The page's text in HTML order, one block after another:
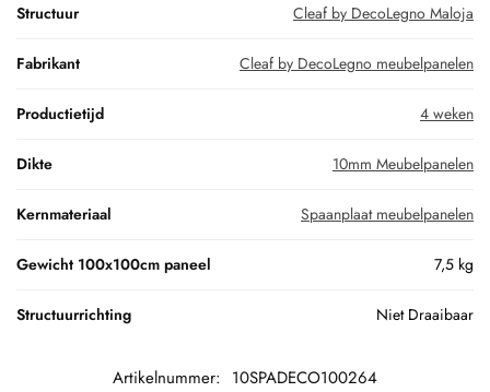
Structuur Cleaf by DecoLegno Maloja
Fabrikant Cleaf by DecoLegno meubelpanelen
Productietijd 4 weken
Dikte 10mm Meubelpanelen
Kernmateriaal Spaanplaat meubelpanelen
Gewicht 100x100cm paneel 7,5 kg
Structuurrichting Niet Draaibaar
Artikelnummer: 10SPADECO100264